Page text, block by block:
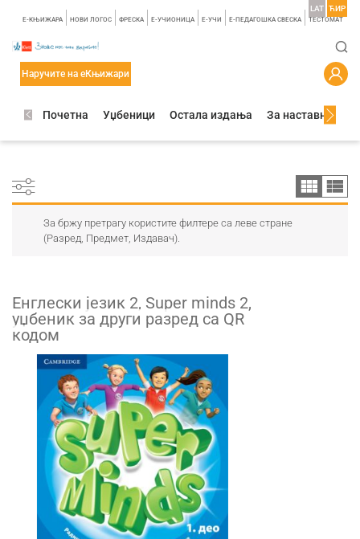
E-КЊИЖАРА НОВИ ЛОГОС ФРЕСКА E-УЧИОНИЦА E-УЧИ Е-ПЕДАГОШКА СВЕСКА TЕСТОМАТ
LAT ЋИР
Наручите на еКњижари
Почетна Уџбеници Остала издања За наставнике
За бржу претрагу користите филтере са леве стране
(Разред, Предмет, Издавач).
Енглески језик 2, Super minds 2,
уџбеник за други разред са QR
кодом